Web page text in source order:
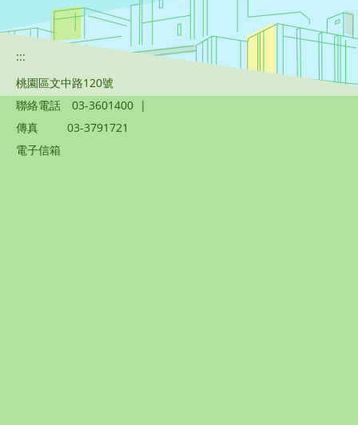
:::
桃園區文中路120號
聯絡電話
03-3601400 |
傳真
03-3791721
電子信箱